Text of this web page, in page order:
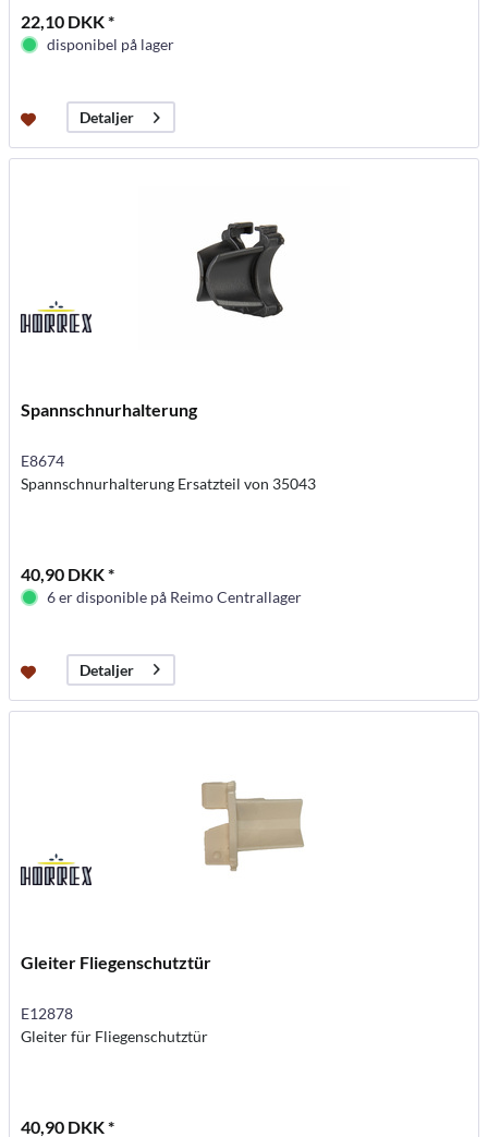
22,10 DKK *
disponibel på lager
Detaljer
Spannschnurhalterung
E8674
Spannschnurhalterung Ersatzteil von 35043
40,90 DKK *
6 er disponible på Reimo Centrallager
Detaljer
Gleiter Fliegenschutztür
E12878
Gleiter für Fliegenschutztür
40,90 DKK *